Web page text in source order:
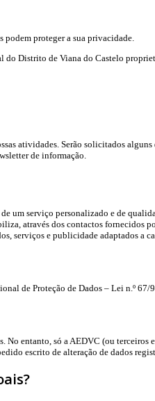
podem proteger a sua privacidade.
Distrito de Viana do Castelo
atividades. Serão solicitados
de informação.
um serviço personalizado e de
através dos contactos fornecidos
serviços e publicidade adaptados a
de Proteção de Dados – Lei n.º
entanto, só a AEDVC (ou
escrito de alteração de dados